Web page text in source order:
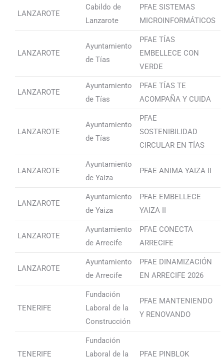
LANZAROTE
Cabildo de
Lanzarote
PFAE SISTEMAS
MICROINFORMÁTICOS
LANZAROTE
Ayuntamiento
de Tías
PFAE TÍAS
EMBELLECE CON
VERDE
LANZAROTE
Ayuntamiento
de Tías
PFAE TÍAS TE
ACOMPAÑA Y CUIDA
LANZAROTE
Ayuntamiento
de Tías
PFAE
SOSTENIBILIDAD
CIRCULAR EN TÍAS
LANZAROTE
Ayuntamiento
de Yaiza
PFAE ANIMA YAIZA II
LANZAROTE
Ayuntamiento
de Yaiza
PFAE EMBELLECE
YAIZA II
LANZAROTE
Ayuntamiento
de Arrecife
PFAE CONECTA
ARRECIFE
LANZAROTE
Ayuntamiento
de Arrecife
PFAE DINAMIZACIÓN
EN ARRECIFE 2026
TENERIFE
Fundación
Laboral de la
Construcción
PFAE MANTENIENDO
Y RENOVANDO
TENERIFE
Fundación
Laboral de la
PFAE PINBLOK